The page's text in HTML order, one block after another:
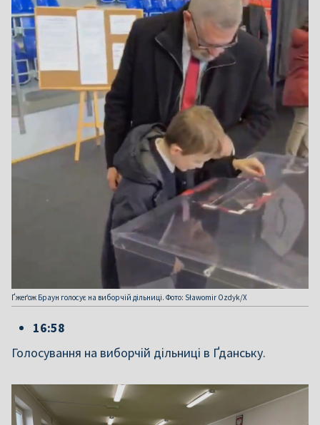
Ґжеґож Браун голосує на виборчій дільниці. Фото: Sławomir Ozdyk/X
16:58
Голосування на виборчій дільниці в Ґданську.